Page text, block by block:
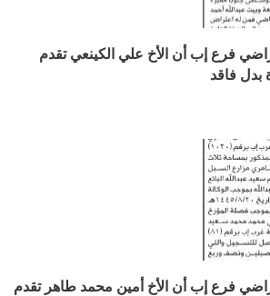
فرع إب أن الأخ علي الكينعي تقدم
بدل فاقد
فرع إب أن الأخ أمين محمد طاهر تقدم